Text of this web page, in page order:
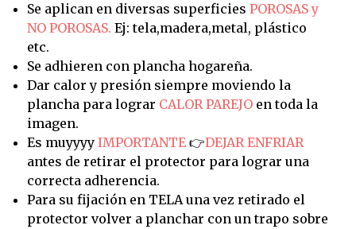
Se aplican en diversas superficies POROSAS y
NO POROSAS. Ej: tela,madera,metal, plástico
etc.
Se adhieren con plancha hogareña.
Dar calor y presión siempre moviendo la
plancha para lograr CALOR PAREJOen toda la
imagen.
Es muyyyy IMPORTANTE👉DEJAR ENFRIAR
antes de retirar el protector para lograr una
correcta adherencia.
Para su fijación en TELA una vez retirado el
protector volver a planchar con un trapo sobre